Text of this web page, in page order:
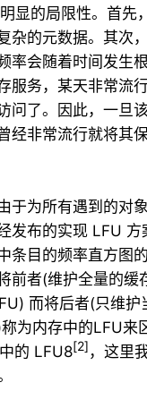
显的局限性。首先
杂的元数据。其次
率会随着时间发生
服务，某天非常流
问了。因此，一旦
经非常流行就将其
于为所有遇到的对
发布的实现 LFU 方
条目的频率直方图
前者(维护全量的缓
而将后者(只维护
为内存中的LFU来
的 LFU8[2] ，这里